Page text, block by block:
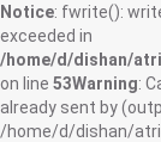
Notice: fwrite():
exceeded in
/home/d/dishan/
on line 53Warning:
already sent by
/home/d/dishan/